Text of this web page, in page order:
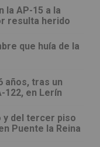
la AP-15 a la
resulta herido
que huía de la
años, tras un
122, en Lerín
y del tercer piso
Puente la Reina